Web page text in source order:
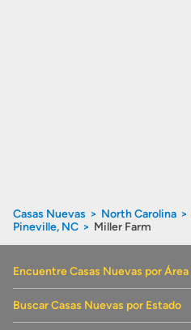
Casas Nuevas North Carolina
Pineville, NC
Miller Farm
Encuentre Casas Nuevas por Área
Buscar Casas Nuevas por Estado